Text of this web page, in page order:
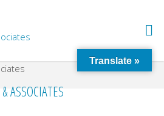
ASSOCIATES
Translate »